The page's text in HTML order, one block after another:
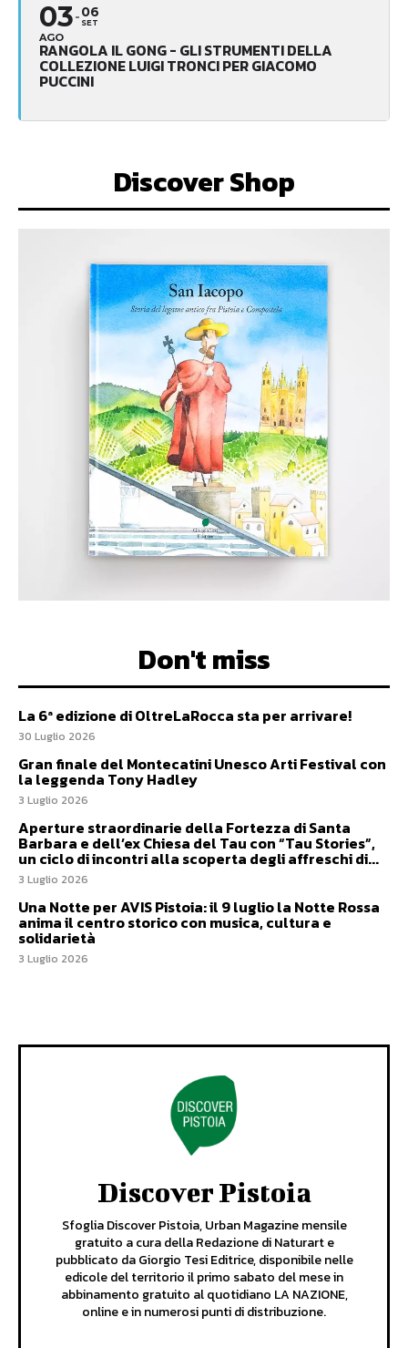
03
AGO
06
SET
RANGOLA IL GONG - GLI STRUMENTI DELLA
COLLEZIONE LUIGI TRONCI PER GIACOMO
PUCCINI
Discover Shop
Don't miss
La 6ª edizione di OltreLaRocca sta per arrivare!
30 Luglio 2026
Gran finale del Montecatini Unesco Arti Festival con
la leggenda Tony Hadley
3 Luglio 2026
Aperture straordinarie della Fortezza di Santa
Barbara e dell’ex Chiesa del Tau con “Tau Stories”,
un ciclo di incontri alla scoperta degli affreschi di...
3 Luglio 2026
Una Notte per AVIS Pistoia: il 9 luglio la Notte Rossa
anima il centro storico con musica, cultura e
solidarietà
3 Luglio 2026
Discover Pistoia
Sfoglia Discover Pistoia, Urban Magazine mensile
gratuito a cura della Redazione di Naturart e
pubblicato da Giorgio Tesi Editrice, disponibile nelle
edicole del territorio il primo sabato del mese in
abbinamento gratuito al quotidiano LA NAZIONE,
online e in numerosi punti di distribuzione.